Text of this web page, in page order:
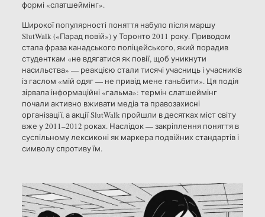
формі «слатшеймінг».
Широкої популярності поняття набуло після маршу
SlutWalk («Парад повій») у Торонто 2011 року. Приводом
стала фраза канадського поліцейського, який порадив
студенткам «не вдягатися як повії, щоб уникнути
насильства» — реакцією стали тисячі учасниць і учасників
із гаслом «мій одяг — не привід мене ганьбити». Ця подія
зірвала інформаційні «гальма»: термін слатшеймінг
почали активно вживати медіа та правозахисні
організації, а акції SlutWalk пройшли в десятках міст світу
вже у 2011–2012 роках. Наслідок — закріплення поняття в
суспільному лексиконі як маркера подвійних стандартів і
символу спротиву їм.